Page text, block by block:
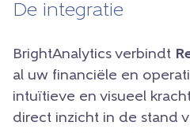
De integratie
BrightAnalytics verbindt
al uw financiële en
intuïtieve en visueel
direct inzicht in de stand